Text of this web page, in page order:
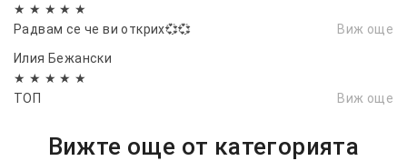
★ ★ ★ ★ ★
Радвам се че ви открих💞💞
Виж още
Илия Бежански
★ ★ ★ ★ ★
ТОП
Виж още
Вижте още от категорията